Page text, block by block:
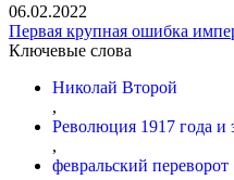
06.02.2022
Первая крупная ошибка
Ключевые слова
Николай Второй
,
Революция 1917 года и
,
февральский переворот